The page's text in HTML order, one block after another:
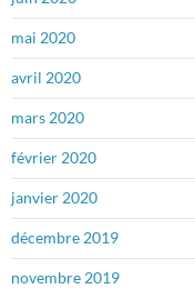
mai 2020
avril 2020
mars 2020
février 2020
janvier 2020
décembre 2019
novembre 2019